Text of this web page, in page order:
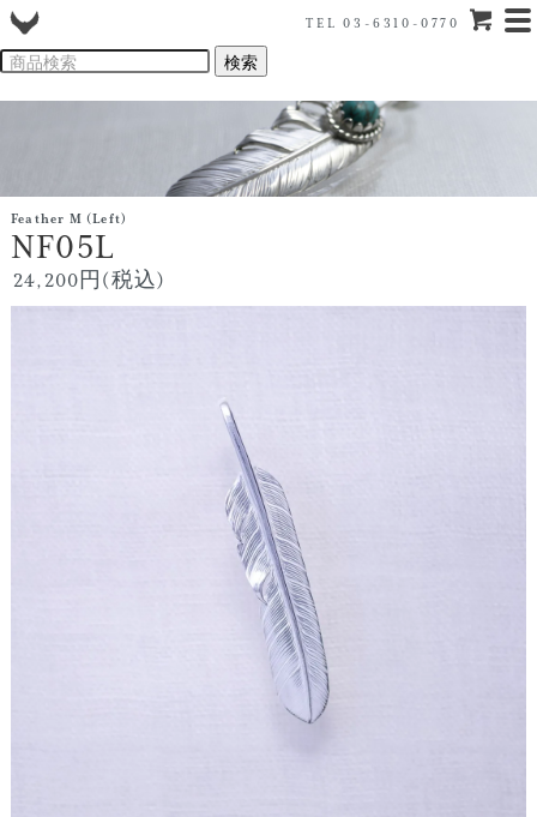
TEL 03-6310-0770
Feather M (Left)
NF05L
24,200円(税込)